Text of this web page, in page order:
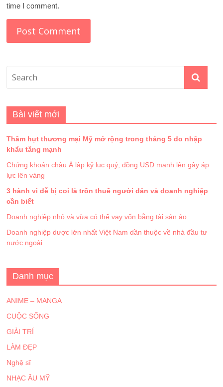
time I comment.
Bài viết mới
Thâm hụt thương mại Mỹ mở rộng trong tháng 5 do nhập
khẩu tăng mạnh
Chứng khoán châu Á lập kỷ lục quý, đồng USD mạnh lên gây áp
lực lên vàng
3 hành vi dễ bị coi là trốn thuế người dân và doanh nghiệp
cần biết
Doanh nghiệp nhỏ và vừa có thể vay vốn bằng tài sản ảo
Doanh nghiệp dược lớn nhất Việt Nam dần thuộc về nhà đầu tư
nước ngoài
Danh mục
ANIME – MANGA
CUỘC SỐNG
GIẢI TRÍ
LÀM ĐẸP
Nghệ sĩ
NHẠC ÂU MỸ